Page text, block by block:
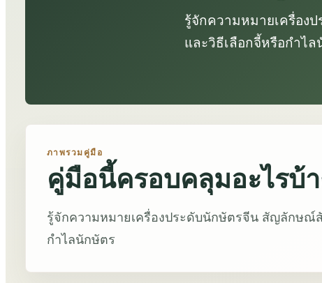
รู้จักความหมายเครื่อง
และวิธีเลือกจี้หรือกำไ
ภาพรวมคู่มือ
คู่มือนี้ครอบคลุมอะไรบ้
รู้จักความหมายเครื่องประดับนักษัตรจีน สัญลักษณ์
กำไลนักษัตร